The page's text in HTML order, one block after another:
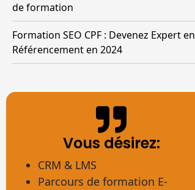
de formation
Formation SEO CPF : Devenez Expert en
Référencement en 2024
Vous désirez:
CRM & LMS
Parcours de formation E-